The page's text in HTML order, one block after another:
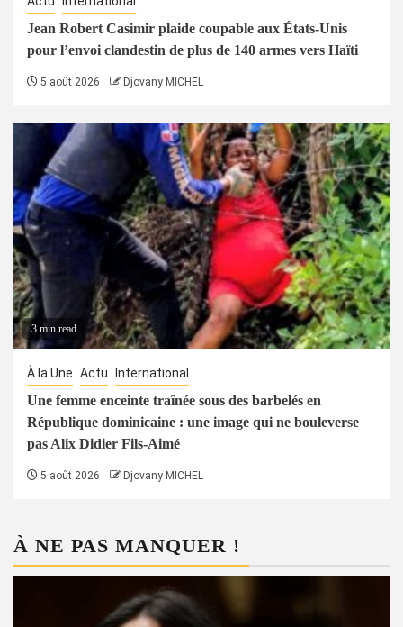
Jean Robert Casimir plaide coupable aux États-Unis
pour l’envoi clandestin de plus de 140 armes vers Haïti
5 août 2026 Djovany MICHEL
3 min read
À la Une Actu International
Une femme enceinte traînée sous des barbelés en
République dominicaine : une image qui ne bouleverse
pas Alix Didier Fils-Aimé
5 août 2026 Djovany MICHEL
À NE PAS MANQUER !